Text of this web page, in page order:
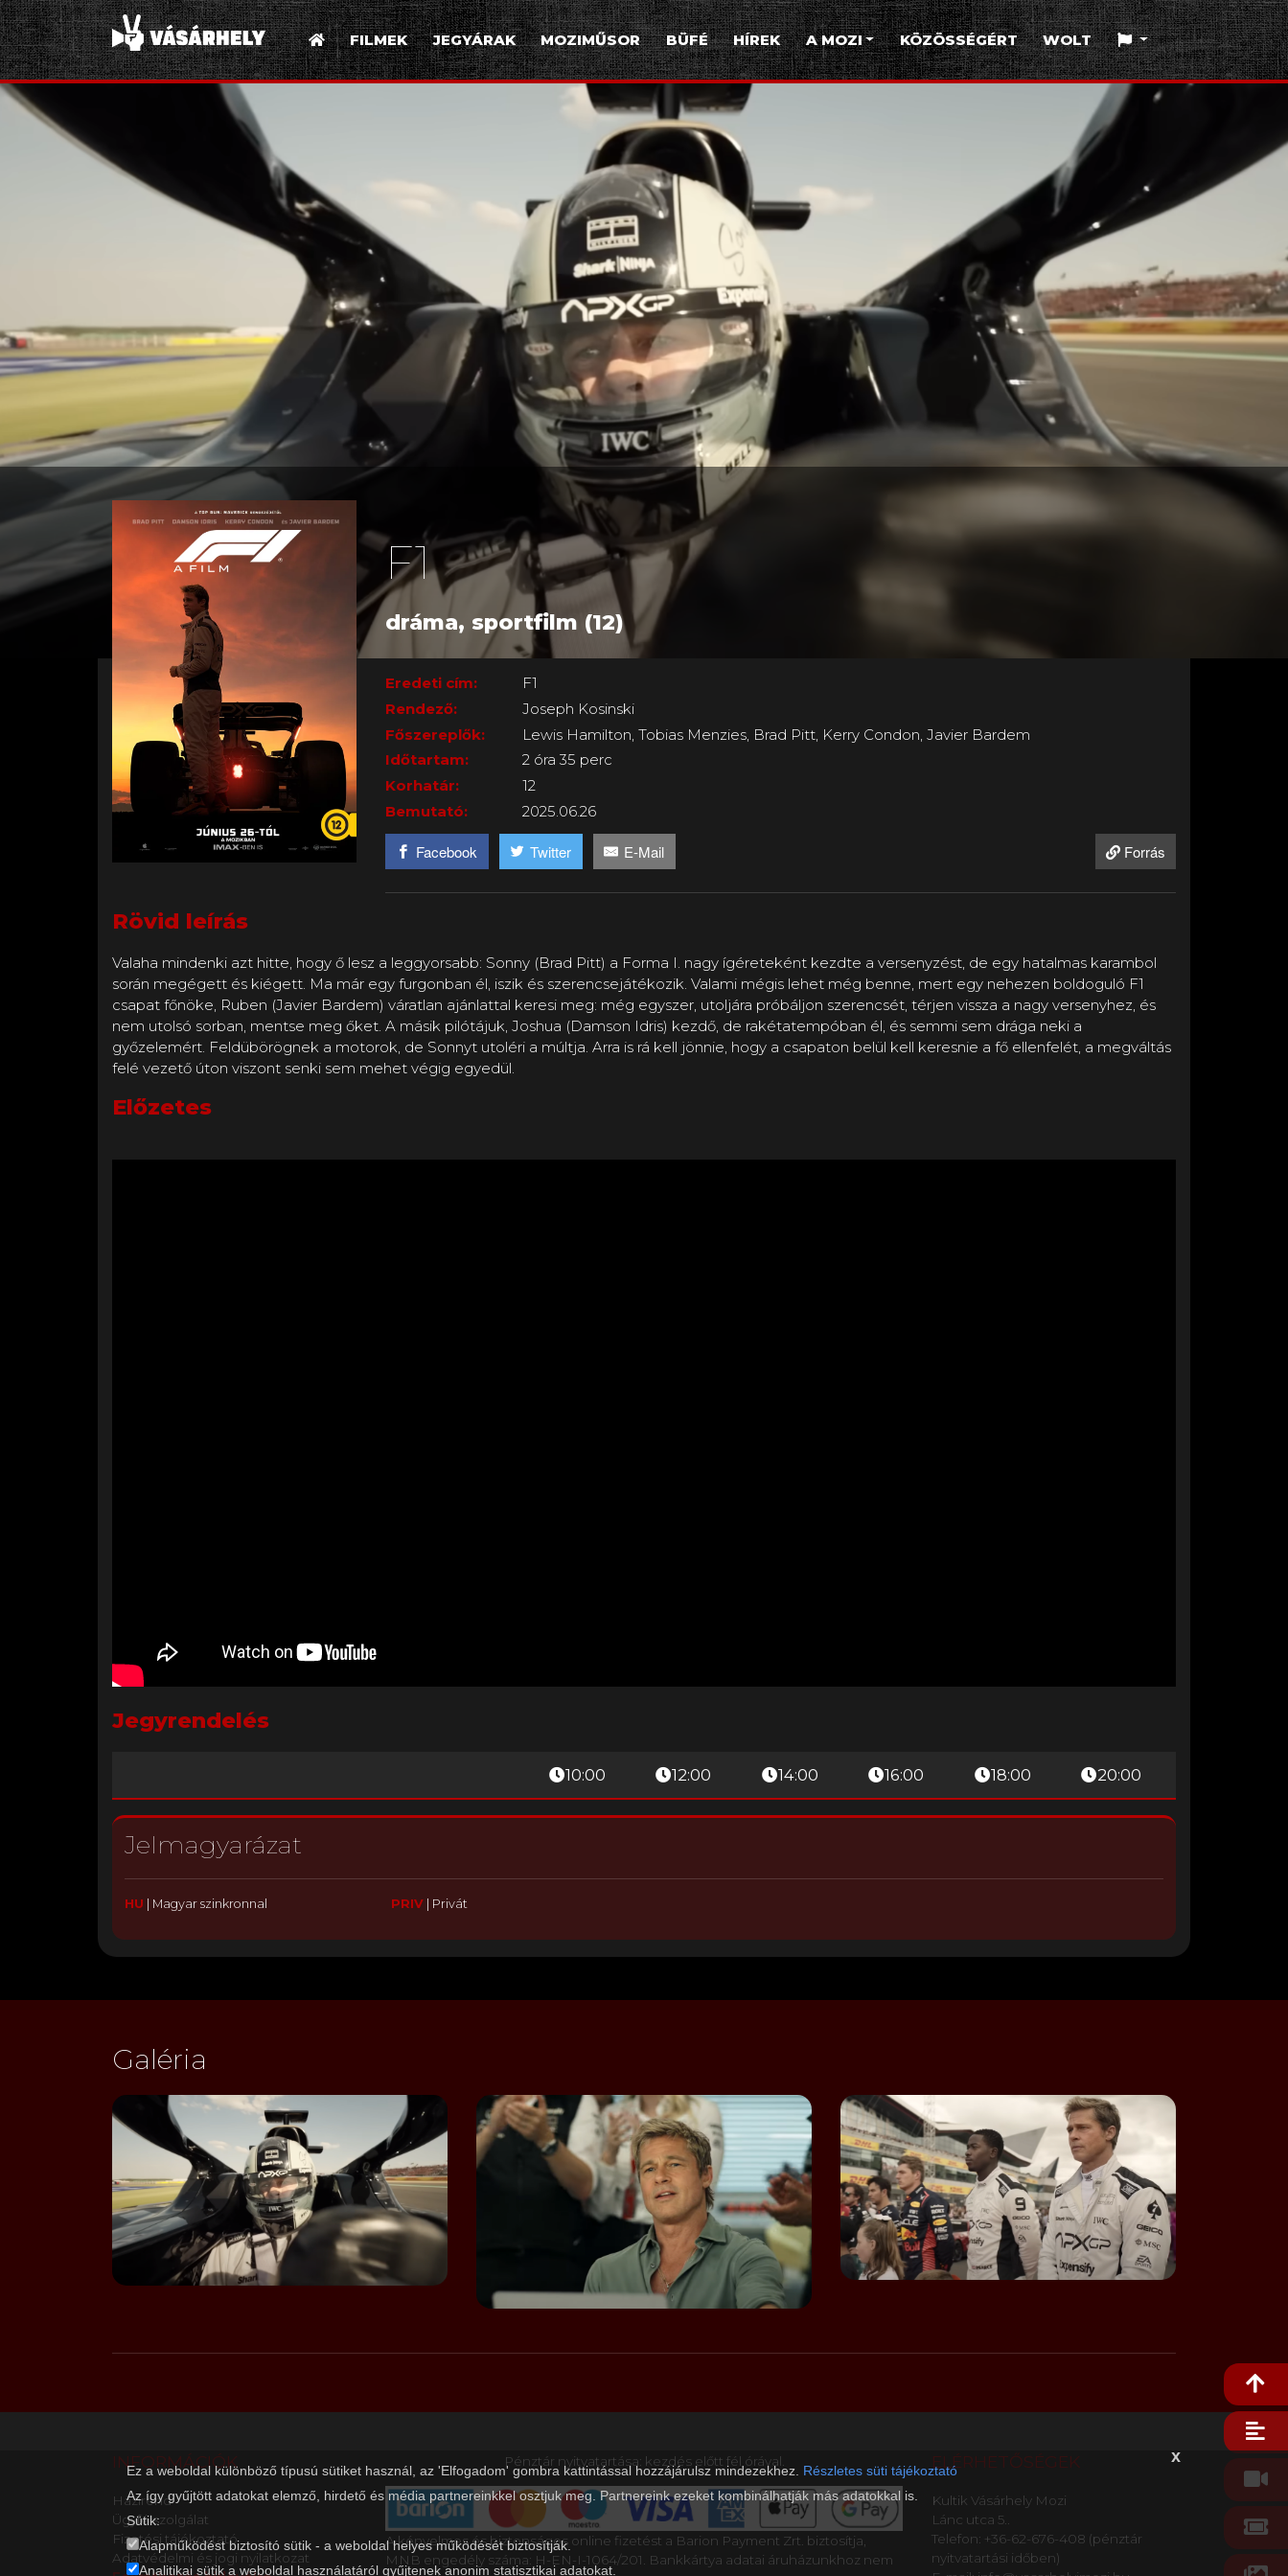
FILMEK JEGYÁRAK MOZIMŰSOR BÜFÉ HÍREK A MOZI KÖZÖSSÉGÉRT WOLT
F1
dráma, sportfilm (12)
Eredeti cím:
F1
Rendező:
Joseph Kosinski
Főszereplők:
Lewis Hamilton, Tobias Menzies, Brad Pitt, Kerry Condon, Javier Bardem
Időtartam:
2 óra 35 perc
Korhatár:
12
Bemutató:
2025.06.26
Facebook Twitter E-Mail Forrás
Rövid leírás
Valaha mindenki azt hitte, hogy ő lesz a leggyorsabb: Sonny (Brad Pitt) a Forma I. nagy ígéreteként kezdte a versenyzést, de egy hatalmas karambol
során megégett és kiégett. Ma már egy furgonban él, iszik és szerencsejátékozik. Valami mégis lehet még benne, mert egy nehezen boldoguló F1
csapat főnöke, Ruben (Javier Bardem) váratlan ajánlattal keresi meg: még egyszer, utoljára próbáljon szerencsét, térjen vissza a nagy versenyhez, és
nem utolsó sorban, mentse meg őket. A másik pilótájuk, Joshua (Damson Idris) kezdő, de rakétatempóban él, és semmi sem drága neki a
győzelemért. Feldübörögnek a motorok, de Sonnyt utoléri a múltja. Arra is rá kell jönnie, hogy a csapaton belül kell keresnie a fő ellenfelét, a megváltás
felé vezető úton viszont senki sem mehet végig egyedül.
Előzetes
Jegyrendelés
10:00 12:00 14:00 16:00 18:00 20:00
Jelmagyarázat
HU | Magyar szinkronnal PRIV | Privát
Galéria
x
Ez a weboldal különböző típusú sütiket használ, az 'Elfogadom' gombra kattintással hozzájárulsz mindezekhez. Részletes süti tájékoztató
Az így gyűjtött adatokat elemző, hirdető és média partnereinkkel osztjuk meg. Partnereink ezeket kombinálhatják más adatokkal is.
Sütik:
Alapműködést biztosító sütik - a weboldal helyes működését biztosítják.
Analitikai sütik a weboldal használatáról gyűjtenek anonim statisztikai adatokat.
INFORMÁCIÓK
Házirend
Ügyfélszolgálat
Fizetési tájékoztató
Adatvédelmi és jogi nyilatkozat
Pénztár nyitvatartása: kezdés előtt fél órával.
A kényelmes és biztonságos online fizetést a Barion Payment Zrt. biztosítja,
MNB engedély száma: H-EN-I-1064/201. Bankkártya adatai áruházunkhoz nem
ELÉRHETŐSÉGEK
Kultik Vásárhely Mozi
Lánc utca 5..
Telefon: +36-62-676-408 (pénztár
nyitvatartási időben)